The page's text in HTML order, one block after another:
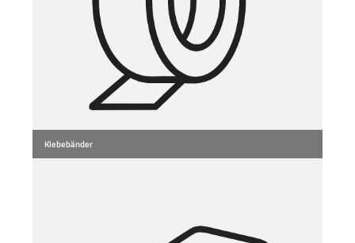
Klebebänder